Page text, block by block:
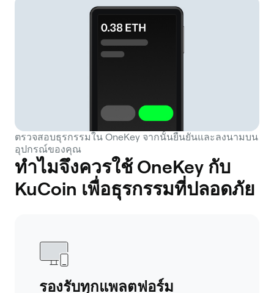
ตรวจสอบธุรกรรมใน OneKey จากนั้นยืนยันและลงนามบน
อุปกรณ์ของคุณ
ทำไมจึงควรใช้ OneKey กับ
KuCoin เพื่อธุรกรรมที่ปลอดภัย
รองรับทุกแพลตฟอร์ม